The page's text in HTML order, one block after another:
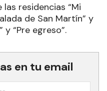
residencias “Mi
de San Martín” y
y “Pre egreso”.
en tu email